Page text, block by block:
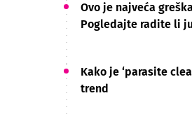
Ovo je najveća
Pogledajte radite li ju
Kako je ‘parasite
trend